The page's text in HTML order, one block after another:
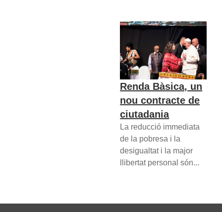
Renda Bàsica, un
nou contracte de
ciutadania
La reducció immediata
de la pobresa i la
desigualtat i la major
llibertat personal són...